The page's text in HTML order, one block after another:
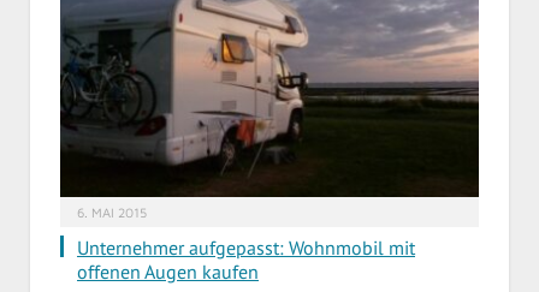
6. MAI 2015
Unternehmer aufgepasst: Wohnmobil mit
offenen Augen kaufen